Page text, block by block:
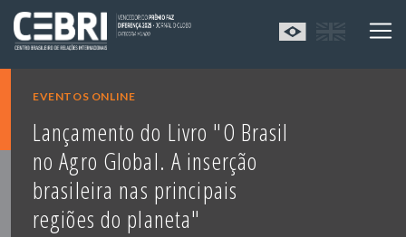
EVENTOS ONLINE
Lançamento do Livro "O Brasil
no Agro Global. A inserção
brasileira nas principais
regiões do planeta"